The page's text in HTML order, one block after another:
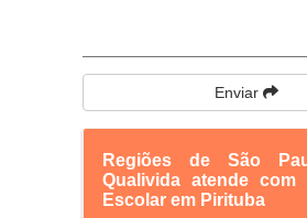
Enviar
Regiões de São
Qualivida atende com
Escolar em Pirituba